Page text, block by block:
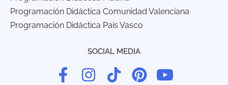
Programación Didáctica Comunidad Valenciana
Programación Didáctica País Vasco
SOCIAL MEDIA